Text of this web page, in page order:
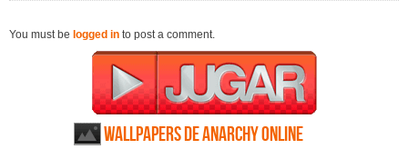
You must be logged in to post a comment.
Wallpapers de Anarchy Online